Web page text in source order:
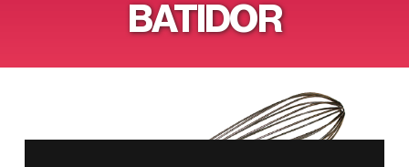
BATIDOR